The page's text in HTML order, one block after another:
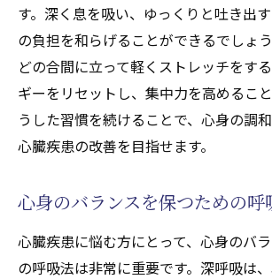
す。深く息を吸い、ゆっくりと吐き出
の負担を和らげることができるでしょ
どの合間に立って軽くストレッチをす
ギーをリセットし、集中力を高めるこ
うした習慣を続けることで、心身の調
心臓疾患の改善を目指せます。
心身のバランスを保つための呼
心臓疾患に悩む方にとって、心身のバ
の呼吸法は非常に重要です。深呼吸は